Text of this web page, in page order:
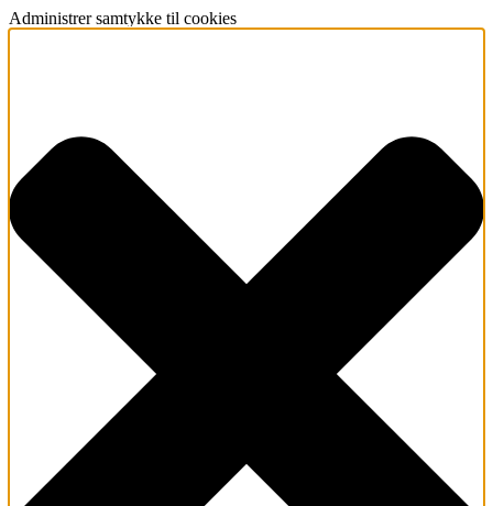
Administrer samtykke til cookies